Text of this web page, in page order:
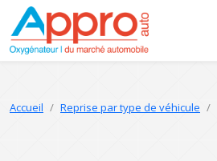
Accueil Reprise par type de véhicule